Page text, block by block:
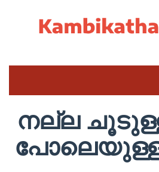
നല്ല
പോലെയുള്ള